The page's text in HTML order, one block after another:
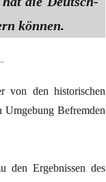
können.
von den historischen
Umgebung Befremden
den Ergebnissen des